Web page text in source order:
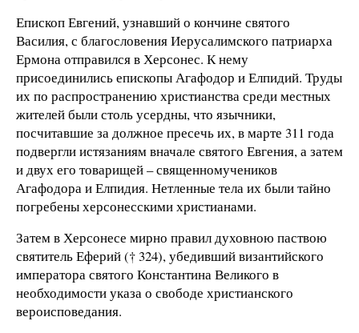
Епископ Евгений, узнавший о кончине святого
Василия, с благословения Иерусалимского патриарха
Ермона отправился в Херсонес. К нему
присоединились епископы Агафодор и Елпидий. Труды
их по распространению христианства среди местных
жителей были столь усердны, что язычники,
посчитавшие за должное пресечь их, в марте 311 года
подвергли истязаниям вначале святого Евгения, а затем
и двух его товарищей – священномучеников
Агафодора и Елпидия. Нетленные тела их были тайно
погребены херсонесскими христианами.
Затем в Херсонесе мирно правил духовною паствою
святитель Еферий († 324), убедивший византийского
императора святого Константина Великого в
необходимости указа о свободе христианского
вероисповедания.